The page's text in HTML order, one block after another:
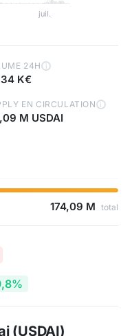
24H i
K€
EN CIRCULATION i
M USDAI
174,09 M total
(USDAI)